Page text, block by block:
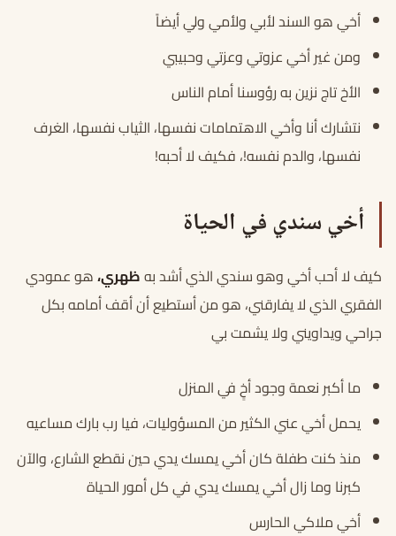
أخي هو السند لأبي ولأمي ولي أيضاً
ومن غير أخي عزوتي وعزتي وحبيبي
الأخ تاج نزين به رؤوسنا أمام الناس
نتشارك أنا وأخي الاهتمامات نفسها، الثياب نفسها، الغرف
نفسها، والدم نفسه!، فكيف لا أحبه!
أخي سندي في الحياة
كيف لا أحب أخي وهو سندي الذي أشد بهظهري،هو عمودي
الفقري الذي لا يفارقني، هو من أستطيع أن أقف أمامه بكل
جراحي ويداويني ولا يشمت بي
ما أكبر نعمة وجود أخٍ في المنزل
يحمل أخي عني الكثير من المسؤوليات، فيا رب بارك مساعيه
منذ كنت طفلة كان أخي يمسك يدي حين نقطع الشارع، والآن
كبرنا وما زال أخي يمسك يدي في كل أمور الحياة
أخي ملاكي الحارس